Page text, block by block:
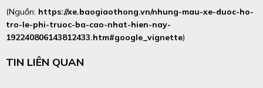
(Nguồn: https://xe.baogiaothong.vn/nhung-mau-xe-duoc-ho-
tro-le-phi-truoc-ba-cao-nhat-hien-nay-
192240806143812433.htm#google_vignette)
TIN LIÊN QUAN